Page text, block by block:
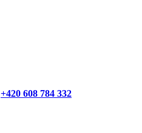
+420 608 784 332